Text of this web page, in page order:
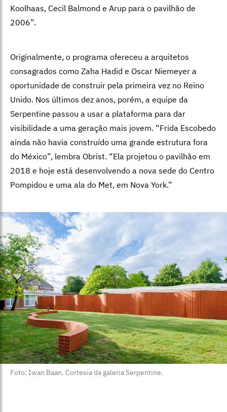
Koolhaas, Cecil Balmond e Arup para o pavilhão de
2006”.
Originalmente, o programa ofereceu a arquitetos
consagrados como Zaha Hadid e Oscar Niemeyer a
oportunidade de construir pela primeira vez no Reino
Unido. Nos últimos dez anos, porém, a equipe da
Serpentine passou a usar a plataforma para dar
visibilidade a uma geração mais jovem. “Frida Escobedo
ainda não havia construído uma grande estrutura fora
do México”, lembra Obrist. “Ela projetou o pavilhão em
2018 e hoje está desenvolvendo a nova sede do Centro
Pompidou e uma ala do Met, em Nova York.”
Foto: Iwan Baan. Cortesia da galeria Serpentine.